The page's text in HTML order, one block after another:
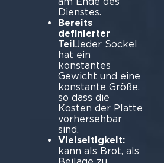
Dienstes.
Bereits
definierter
TeilJeder Sockel
hat ein
konstantes
Gewicht und eine
konstante Größe,
so dass die
Kosten der Platte
vorhersehbar
sind.
Vielseitigkeit:
kann als Brot, als